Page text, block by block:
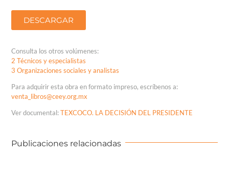
DESCARGAR
Consulta los otros volúmenes:
2 Técnicos y especialistas
3 Organizaciones sociales y analistas
Para adquirir esta obra en formato impreso, escríbenos a:
venta_libros@ceey.org.mx
Ver documental:TEXCOCO. LA DECISIÓN DEL PRESIDENTE
Publicaciones relacionadas